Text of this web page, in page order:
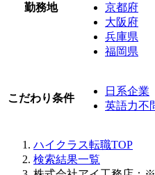
勤務地
京都府
大阪府
兵庫県
福岡県
こだわり条件
日系企業
英語力不
ハイクラス転職TOP
検索結果一覧